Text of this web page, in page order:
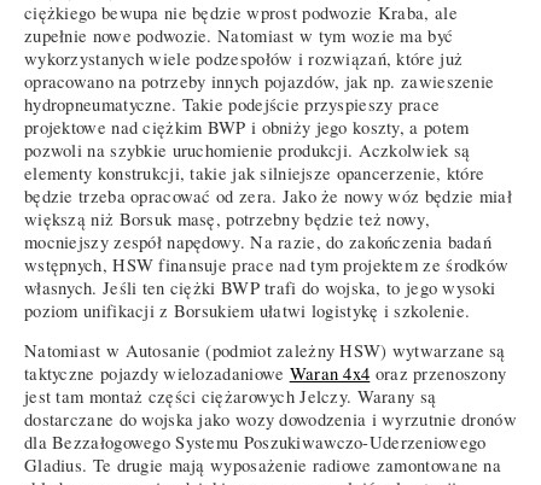
ciężkiego bewupa nie będzie wprost podwozie Kraba, ale
zupełnie nowe podwozie. Natomiast w tym wozie ma być
wykorzystanych wiele podzespołów i rozwiązań, które już
opracowano na potrzeby innych pojazdów, jak np. zawieszenie
hydropneumatyczne. Takie podejście przyspieszy prace
projektowe nad ciężkim BWP i obniży jego koszty, a potem
pozwoli na szybkie uruchomienie produkcji. Aczkolwiek są
elementy konstrukcji, takie jak silniejsze opancerzenie, które
będzie trzeba opracować od zera. Jako że nowy wóz będzie miał
większą niż Borsuk masę, potrzebny będzie też nowy,
mocniejszy zespół napędowy. Na razie, do zakończenia badań
wstępnych, HSW finansuje prace nad tym projektem ze środków
własnych. Jeśli ten ciężki BWP trafi do wojska, to jego wysoki
poziom unifikacji z Borsukiem ułatwi logistykę i szkolenie.
Natomiast w Autosanie (podmiot zależny HSW) wytwarzane są
taktyczne pojazdy wielozadaniowe Waran 4x4 oraz przenoszony
jest tam montaż części ciężarowych Jelczy. Warany są
dostarczane do wojska jako wozy dowodzenia i wyrzutnie dronów
dla Bezzałogowego Systemu Poszukiwawczo-Uderzeniowego
Gladius. Te drugie mają wyposażenie radiowe zamontowane na